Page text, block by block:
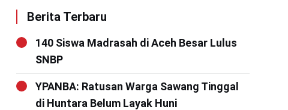
Berita Terbaru
140 Siswa Madrasah di Aceh Besar Lulus
SNBP
YPANBA: Ratusan Warga Sawang Tinggal
di Huntara Belum Layak Huni